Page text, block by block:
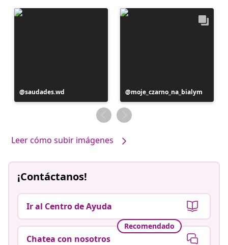
Publicación
realizada
saudades.wd
Publicación
realizada
por
moje_czarno_na_bialym
Leer cómo subir imágenes
¡Contáctanos!
Ir al Centro de Ayuda
Recomendado
Chatea con nosotros